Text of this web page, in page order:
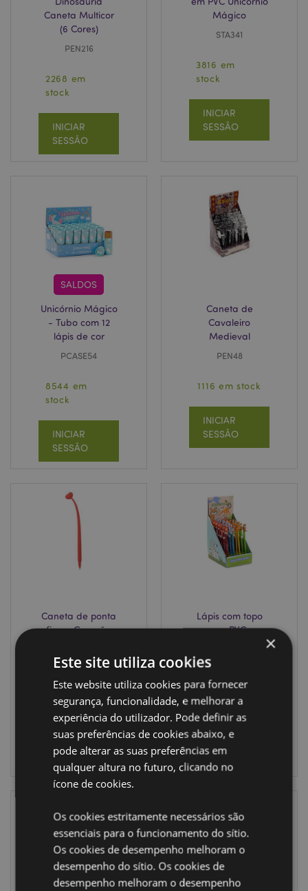
Caneta Multicor
(6 Cores)
PEN216
2268 em
stock
INICIAR
SESSÃO
Mágico
STA341
3816 em
stock
INICIAR
SESSÃO
SALDOS
Unicórnio Mágico
- Tubo com 12
lápis de cor
PCASE54
8544 em
stock
INICIAR
SESSÃO
Caneta de
Cavaleiro
Medieval
PEN48
1116 em stock
INICIAR
SESSÃO
Caneta de ponta
fina - Coração
PEN171
stock
INICIAR
SESSÃO
Lápis com topo
em PVC
INICIAR
SESSÃO
×
Este site utiliza cookies
Este website utiliza cookies para fornecer
segurança, funcionalidade, e melhorar a
experiência do utilizador. Pode definir as
suas preferências de cookies abaixo, e
pode alterar as suas preferências em
qualquer altura no futuro, clicando no
ícone de cookies.
Os cookies estritamente necessários são
essenciais para o funcionamento do sítio.
Os cookies de desempenho melhoram o
desempenho do sítio. Os cookies de
desempenho melhoram o desempenho